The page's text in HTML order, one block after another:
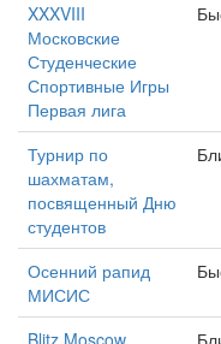
XXXVIII
Московские
Студенческие
Спортивные Игры
Первая лига
Турнир по
шахматам,
посвященный Дню
студентов
Осенний рапид
МИСИС
Blitz Moscow.